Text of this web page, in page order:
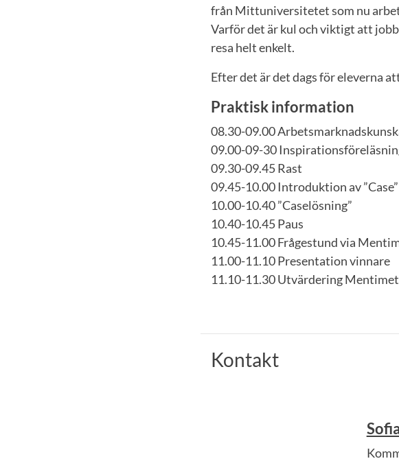
från Mittuniversitetet som nu
Varför det är kul och viktigt att
resa helt enkelt.
Efter det är det dags för eleverna
Praktisk information
08.30-09.00
09.00-09-30
09.30-09.45 Rast
09.45-10.00 Introduktion av ”Case”
10.00-10.40 ”Caselösning”
10.40-10.45 Paus
10.45-11.00 Frågestund via
11.00-11.10 Presentation vinnare
11.10-11.30 Utvärdering
Kontakt